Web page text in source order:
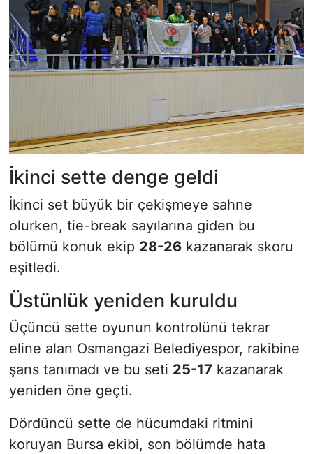
İkinci sette denge geldi
İkinci set büyük bir çekişmeye sahne
olurken, tie-break sayılarına giden bu
bölümü konuk ekip 28-26kazanarak skoru
eşitledi.
Üstünlük yeniden kuruldu
Üçüncü sette oyunun kontrolünü tekrar
eline alan Osmangazi Belediyespor, rakibine
şans tanımadı ve bu seti 25-17 kazanarak
yeniden öne geçti.
Dördüncü sette de hücumdaki ritmini
koruyan Bursa ekibi, son bölümde hata